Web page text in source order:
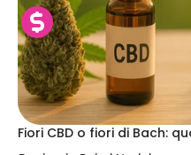
Fiori CBD o fiori di Bach: